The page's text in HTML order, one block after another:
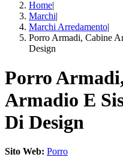
Home|
Marchi|
Marchi Arredamento|
Porro Armadi, Cabine
Design
Porro
Armadio E
Di Design
Sito Web: Porro